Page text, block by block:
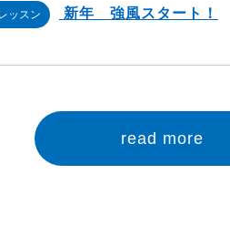
ッスン 新年 強風スタート！
read more